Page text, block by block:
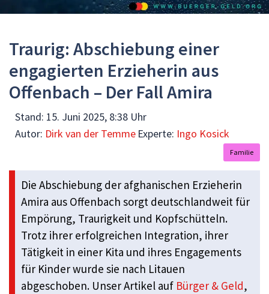
Traurig: Abschiebung einer
engagierten Erzieherin aus
Offenbach – Der Fall Amira
Stand: 15. Juni 2025, 8:38 Uhr
Autor: Dirk van der Temme Experte: Ingo Kosick
Familie
Die Abschiebung der afghanischen Erzieherin
Amira aus Offenbach sorgt deutschlandweit für
Empörung, Traurigkeit und Kopfschütteln.
Trotz ihrer erfolgreichen Integration, ihrer
Tätigkeit in einer Kita und ihres Engagements
für Kinder wurde sie nach Litauen
abgeschoben. Unser Artikel auf Bürger & Geld,